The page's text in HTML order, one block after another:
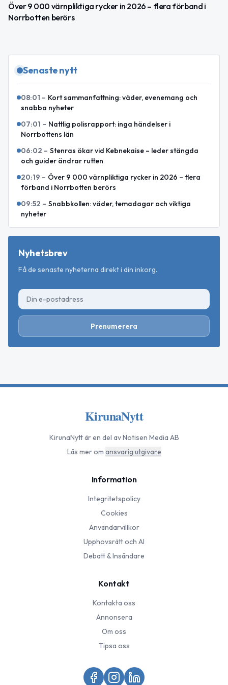
Över 9 000 värnpliktiga rycker in 2026 – flera förband i
Norrbotten berörs
Senaste nytt
08:01 – Kort sammanfattning: väder, evenemang och
snabba nyheter
07:01 – Nattlig polisrapport: inga händelser i
Norrbottens län
06:02 – Stenras ökar vid Kebnekaise – leder stängda
och guider ändrar rutten
20:19 – Över 9 000 värnpliktiga rycker in 2026 – flera
förband i Norrbotten berörs
09:52 – Snabbkollen: väder, temadagar och viktiga
nyheter
Nyhetsbrev
Få de senaste nyheterna direkt i din inkorg.
Prenumerera
KirunaNytt
KirunaNyttär en del av Notisen Media AB
Läs mer om ansvarig utgivare
Information
Integritetspolicy
Cookies
Användarvillkor
Upphovsrätt och AI
Debatt & Insändare
Kontakt
Kontakta oss
Annonsera
Om oss
Tipsa oss